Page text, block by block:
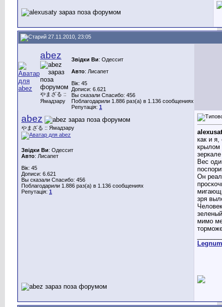
27.11.2010, 23:05
abez
やまざる ::
Ямадзару
Звідки Ви: Одессит
Авто: Лисапет
Вік: 45
Дописи: 6.621
Вы сказали Спасибо: 456
Поблагодарили 1.886 раз(а) в 1.136 сообщениях
Репутація: 1
abez
やまざる :: Ямадзару
Звідки Ви: Одессит
Авто: Лисапет
Вік: 45
Дописи: 6.621
Вы сказали Спасибо: 456
Поблагодарили 1.886 раз(а) в 1.136 сообщениях
Репутація: 1
как и
крылом
Вес
Он
зря
мимо
Legnum